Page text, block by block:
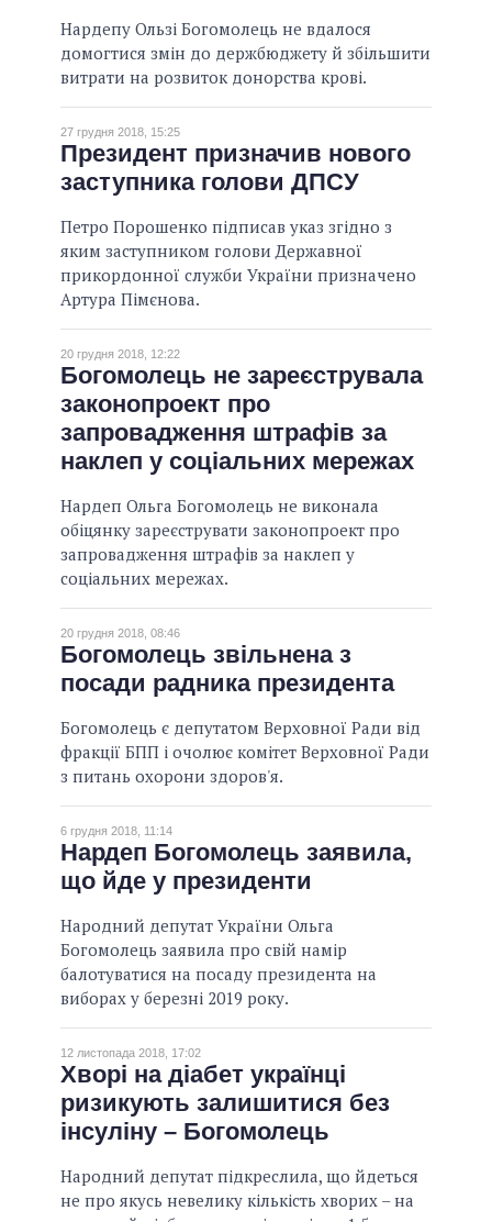
Нардепу Ользі Богомолець не вдалося
домогтися змін до держбюджету й збільшити
витрати на розвиток донорства крові.
27 грудня 2018, 15:25
Президент призначив нового
заступника голови ДПСУ
Петро Порошенко підписав указ згідно з
яким заступником голови Державної
прикордонної служби України призначено
Артура Пімєнова.
20 грудня 2018, 12:22
Богомолець не зареєструвала
законопроект про
запровадження штрафів за
наклеп у соціальних мережах
Нардеп Ольга Богомолець не виконала
обіцянку зареєструвати законопроект про
запровадження штрафів за наклеп у
соціальних мережах.
20 грудня 2018, 08:46
Богомолець звільнена з
посади радника президента
Богомолець є депутатом Верховної Ради від
фракції БПП і очолює комітет Верховної Ради
з питань охорони здоров'я.
6 грудня 2018, 11:14
Нардеп Богомолець заявила,
що йде у президенти
Народний депутат України Ольга
Богомолець заявила про свій намір
балотуватися на посаду президента на
виборах у березні 2019 року.
12 листопада 2018, 17:02
Хворі на діабет українці
ризикують залишитися без
інсуліну – Богомолець
Народний депутат підкреслила, що йдеться
не про якусь невелику кількість хворих – на